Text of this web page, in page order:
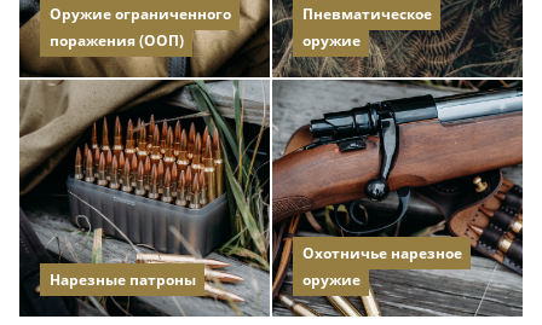
Оружие ограниченного
поражения (ООП)
Пневматическое
оружие
Нарезные патроны
Охотничье нарезное
оружие